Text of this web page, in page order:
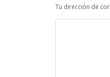
Tu dirección de